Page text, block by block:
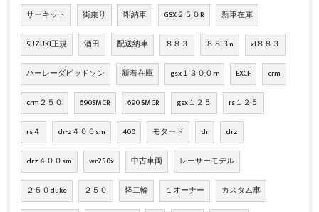
サーキット 街乗り 即納車 GSX２５０R 新車在庫
SUZUKI正規 酒田 配送納車 ８８３ ８８３n xl８８３
ハーレーダビッドソン 新着在庫 gsx１３００rr EXCF crm
crm２５０ 690SMCR 690 SMCR gsx１２５ rs１２５
rs４ dr-z４００sm 400 モタード dr drz
drz４００sm wr250x 中古車両 レーサーモデル
２５０duke ２５０ 軽二輪 １オーナー カスタム車